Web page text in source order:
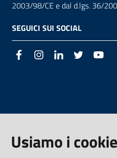
2003/98/CE e dal d.lgs. 36/
SEGUICI SUI SOCIAL
FacebookInstagramLinkedIn Twitter
Usiamo i cookie